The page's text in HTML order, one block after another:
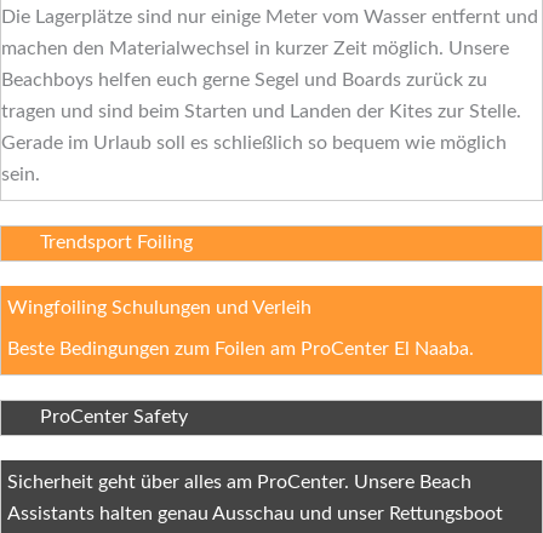
Die Lagerplätze sind nur einige Meter vom Wasser entfernt und
machen den Materialwechsel in kurzer Zeit möglich. Unsere
Beachboys helfen euch gerne Segel und Boards zurück zu
tragen und sind beim Starten und Landen der Kites zur Stelle.
Gerade im Urlaub soll es schließlich so bequem wie möglich
sein.
Trendsport Foiling
Wingfoiling Schulungen und Verleih
Beste Bedingungen zum Foilen am ProCenter El Naaba.
ProCenter Safety
Sicherheit geht über alles am ProCenter. Unsere Beach
Assistants halten genau Ausschau und unser Rettungsboot